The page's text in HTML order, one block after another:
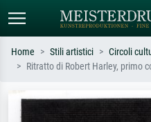
Cerca per artista, titolo o stile – es.
Monet, Notte stellata,
Home Stili artistici Circoli
Ritratto di Robert Harley, primo